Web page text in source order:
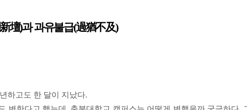
壇)과 과유불급(過猶不及)
하고도 한 달이 지났다.